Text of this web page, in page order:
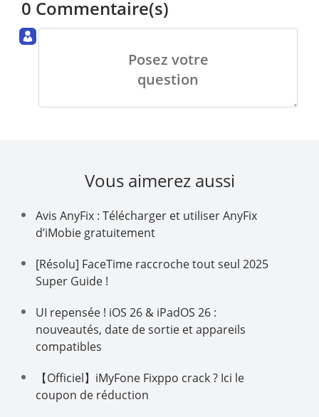
0 Commentaire(s)
Posez votre
question
Vous aimerez aussi
Avis AnyFix : Télécharger et utiliser AnyFix
d’iMobie gratuitement
[Résolu] FaceTime raccroche tout seul 2025
Super Guide !
UI repensée ! iOS 26 & iPadOS 26 :
nouveautés, date de sortie et appareils
compatibles
【Officiel】iMyFone Fixppo crack ? Ici le
coupon de réduction